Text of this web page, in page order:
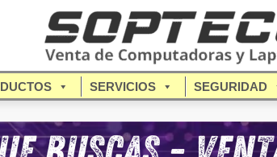
SERVICIOS SEGURIDAD